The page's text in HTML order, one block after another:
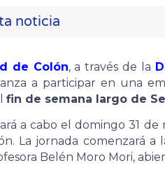
noticia
de Colón, a través de la
a participar en una
fin de semana largo de
a cabo el domingo 31 de
La jornada comenzará
Belén Moro Mori,